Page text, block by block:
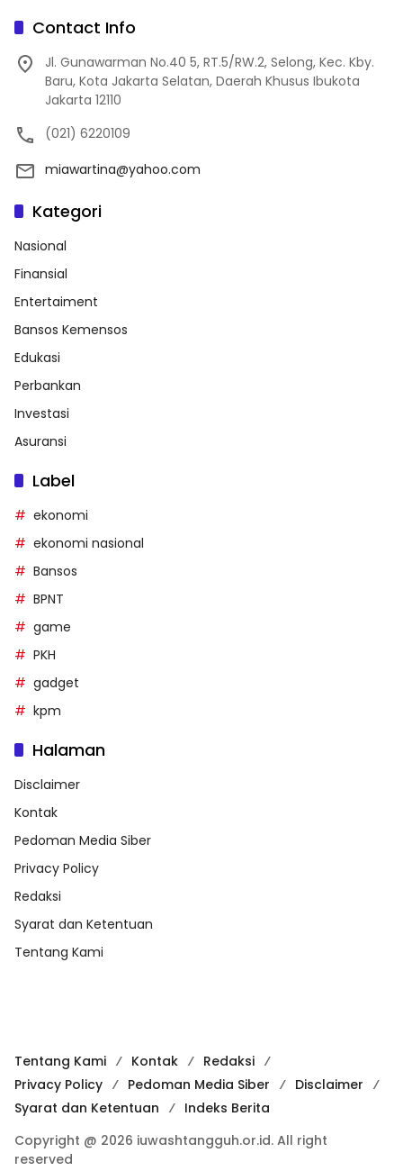
Contact Info
Jl. Gunawarman No.40 5, RT.5/RW.2, Selong, Kec. Kby.
Baru, Kota Jakarta Selatan, Daerah Khusus Ibukota
Jakarta 12110
(021) 6220109
miawartina@yahoo.com
Kategori
Nasional
Finansial
Entertaiment
Bansos Kemensos
Edukasi
Perbankan
Investasi
Asuransi
Label
ekonomi
ekonomi nasional
Bansos
BPNT
game
PKH
gadget
kpm
Halaman
Disclaimer
Kontak
Pedoman Media Siber
Privacy Policy
Redaksi
Syarat dan Ketentuan
Tentang Kami
Tentang Kami Kontak
Redaksi
Privacy Policy
Pedoman Media Siber
Disclaimer
Syarat dan Ketentuan
Indeks Berita
Copyright @ 2026 iuwashtangguh.or.id. All right
reserved